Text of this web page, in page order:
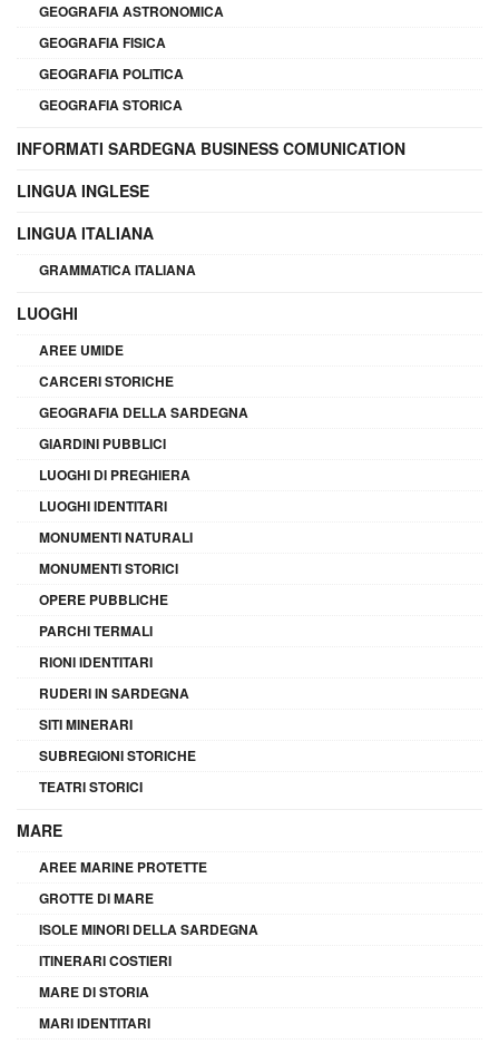
GEOGRAFIA ASTRONOMICA
GEOGRAFIA FISICA
GEOGRAFIA POLITICA
GEOGRAFIA STORICA
INFORMATI SARDEGNA BUSINESS COMUNICATION
LINGUA INGLESE
LINGUA ITALIANA
GRAMMATICA ITALIANA
LUOGHI
AREE UMIDE
CARCERI STORICHE
GEOGRAFIA DELLA SARDEGNA
GIARDINI PUBBLICI
LUOGHI DI PREGHIERA
LUOGHI IDENTITARI
MONUMENTI NATURALI
MONUMENTI STORICI
OPERE PUBBLICHE
PARCHI TERMALI
RIONI IDENTITARI
RUDERI IN SARDEGNA
SITI MINERARI
SUBREGIONI STORICHE
TEATRI STORICI
MARE
AREE MARINE PROTETTE
GROTTE DI MARE
ISOLE MINORI DELLA SARDEGNA
ITINERARI COSTIERI
MARE DI STORIA
MARI IDENTITARI